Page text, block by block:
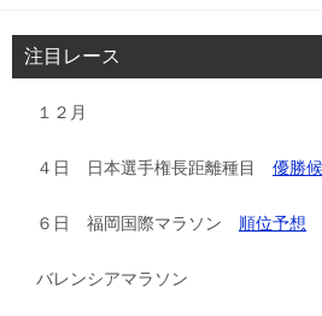
注目レース
１２月
４日 日本選手権長距離種目 優勝
６日 福岡国際マラソン 順位予想
バレンシアマラソン